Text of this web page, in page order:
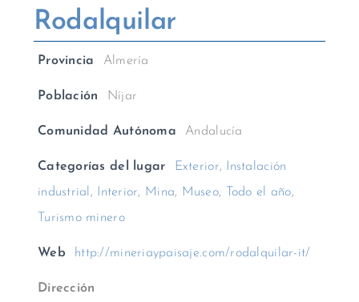
Rodalquilar
Provincia Almería
Población Níjar
Comunidad Autónoma Andalucía
Categorías del lugar Exterior,
Instalación
industrial , Interior, Mina, Museo, Todo el año,
Turismo minero
Web http://mineriaypaisaje.com/rodalquilar-it/
Dirección